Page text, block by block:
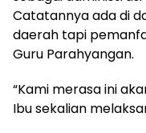
Catatannya ada di
daerah tapi
Guru Parahyangan.
“Kami merasa ini
Ibu sekalian